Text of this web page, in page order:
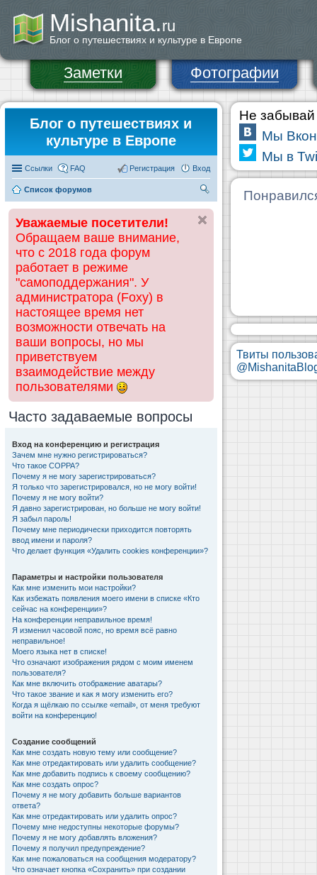
Mishanita.ru
Блог о путешествиях и культуре в Европе
Заметки Фотографии
Блог о путешествиях и
культуре в Европе
Ссылки FAQ Вход
Регистрация
Список форумов
ск
Уважаемые посетители!
Обращаем ваше внимание,
что с 2018 года форум
работает в режиме
"самоподдержания". У
администратора (Foxy) в
настоящее время нет
возможности отвечать на
ваши вопросы, но мы
приветствуем
взаимодействие между
пользователями
Часто задаваемые вопросы
Вход на конференцию и регистрация
Зачем мне нужно регистрироваться?
Что такое COPPA?
Почему я не могу зарегистрироваться?
Я только что зарегистрировался, но не могу войти!
Почему я не могу войти?
Я давно зарегистрирован, но больше не могу войти!
Я забыл пароль!
Почему мне периодически приходится повторять
ввод имени и пароля?
Что делает функция «Удалить cookies конференции»?
Параметры и настройки пользователя
Как мне изменить мои настройки?
Как избежать появления моего имени в списке «Кто
сейчас на конференции»?
На конференции неправильное время!
Я изменил часовой пояс, но время всё равно
неправильное!
Моего языка нет в списке!
Что означают изображения рядом с моим именем
пользователя?
Как мне включить отображение аватары?
Что такое звание и как я могу изменить его?
Когда я щёлкаю по ссылке «email», от меня требуют
войти на конференцию!
Создание сообщений
Как мне создать новую тему или сообщение?
Как мне отредактировать или удалить сообщение?
Как мне добавить подпись к своему сообщению?
Как мне создать опрос?
Почему я не могу добавить больше вариантов
ответа?
Как мне отредактировать или удалить опрос?
Почему мне недоступны некоторые форумы?
Почему я не могу добавлять вложения?
Почему я получил предупреждение?
Как мне пожаловаться на сообщения модератору?
Что означает кнопка «Сохранить» при создании
Не забывай
Мы
Мы в
Твиты